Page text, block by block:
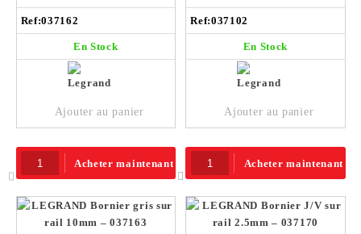
Ref:037162
En Stock
Ajouter au panier
Acheter maintenant
Ref:037102
En Stock
Ajouter au panier
Acheter maintenant